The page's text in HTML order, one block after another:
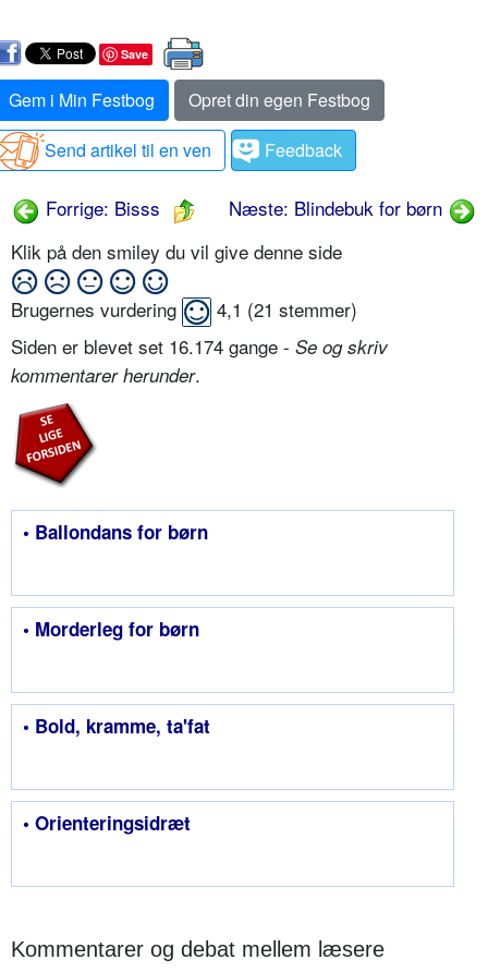
Save
Gem i Min Festbog
Opret din egen Festbog
Send artikel til en ven
Feedback
Forrige: Bisss
Næste: Blindebuk for børn
Klik på den smiley du vil give denne side
Brugernes vurdering 4,1 (21 stemmer)
Siden er blevet set 16.174 gange - Se og skriv
kommentarer herunder.
• Ballondans for børn
• Morderleg for børn
• Bold, kramme, ta'fat
• Orienteringsidræt
Kommentarer og debat mellem læsere